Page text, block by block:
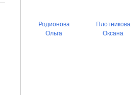
Родионова
Ольга
Плотникова
Оксана